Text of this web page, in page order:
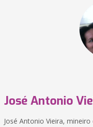
José Antonio
José Antonio Vieira,